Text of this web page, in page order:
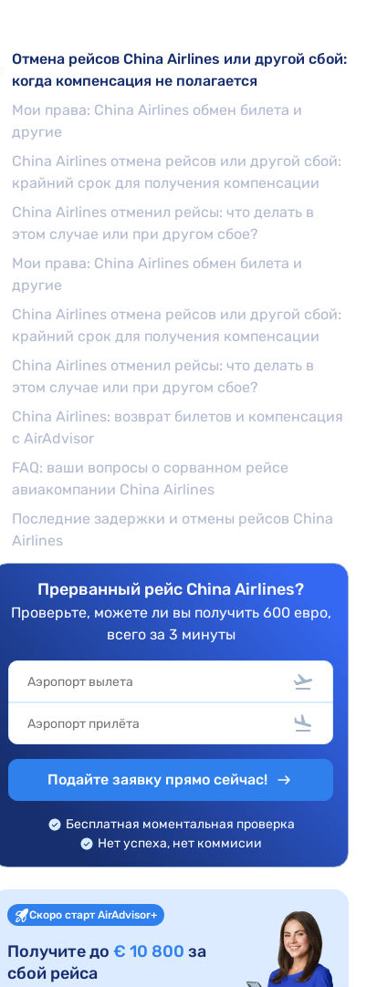
Отмена рейсов China Airlines или другой сбой:
когда компенсация не полагается
Мои права: China Airlines обмен билета и
другие
China Airlines отмена рейсов или другой сбой:
крайний срок для получения компенсации
China Airlines отменил рейсы: что делать в
этом случае или при другом сбое?
Мои права: China Airlines обмен билета и
другие
China Airlines отмена рейсов или другой сбой:
крайний срок для получения компенсации
China Airlines отменил рейсы: что делать в
этом случае или при другом сбое?
China Airlines: возврат билетов и компенсация
с AirAdvisor
FAQ: ваши вопросы о сорванном рейсе
авиакомпании China Airlines
Последние задержки и отмены рейсов China
Airlines
Прерванный рейс China Airlines?
Проверьте, можете ли вы получить 600 евро,
всего за 3 минуты
Подайте заявку прямо сейчас!
Бесплатная моментальная проверка
Нет успеха, нет коммисии
Скоро старт AirAdvisor+
Получите до € 10 800 за
сбой рейса